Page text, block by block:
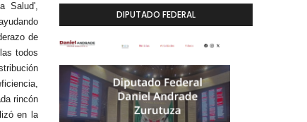
Salud',
de
todos
rincón
en la
DIPUTADO FEDERAL